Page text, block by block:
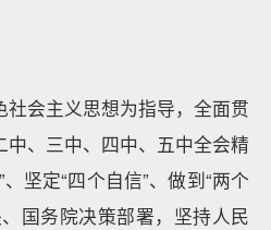
社会主义思想为指导，全面贯
、三中、四中、五中全会精
坚定“四个自信”、做到“两个
国务院决策部署，坚持人民